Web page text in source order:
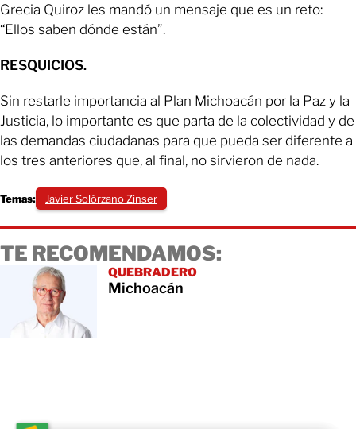
Grecia Quiroz les mandó un mensaje que es un reto:
“Ellos saben dónde están”.
RESQUICIOS.
Sin restarle importancia al Plan Michoacán por la Paz y la
Justicia, lo importante es que parta de la colectividad y de
las demandas ciudadanas para que pueda ser diferente a
los tres anteriores que, al final, no sirvieron de nada.
Temas: Javier Solórzano Zinser
TE RECOMENDAMOS:
QUEBRADERO
Michoacán